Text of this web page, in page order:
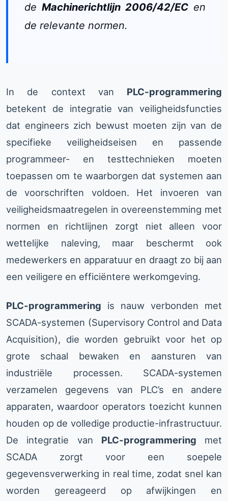
de Machinerichtlijn 2006/42/EC en
de relevante normen.
In de context van PLC-programmering
betekent de integratie van veiligheidsfuncties
dat engineers zich bewust moeten zijn van de
specifieke veiligheidseisen en passende
programmeer- en testtechnieken moeten
toepassen om te waarborgen dat systemen aan
de voorschriften voldoen. Het invoeren van
veiligheidsmaatregelen in overeenstemming met
normen en richtlijnen zorgt niet alleen voor
wettelijke naleving, maar beschermt ook
medewerkers en apparatuur en draagt zo bij aan
een veiligere en efficiëntere werkomgeving.
PLC-programmering is nauw verbonden met
SCADA-systemen (Supervisory Control and Data
Acquisition), die worden gebruikt voor het op
grote schaal bewaken en aansturen van
industriële processen. SCADA-systemen
verzamelen gegevens van PLC’s en andere
apparaten, waardoor operators toezicht kunnen
houden op de volledige productie-infrastructuur.
De integratie van PLC-programmering met
SCADA zorgt voor een soepele
gegevensverwerking in real time, zodat snel kan
worden gereageerd op afwijkingen en